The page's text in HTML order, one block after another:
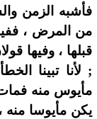
فأشبه الزمن
من المرض ،
قبلها ، وفيها
; لأنا تبينا
مأيوس منه فمات
يكن مأيوسا منه